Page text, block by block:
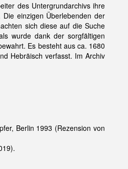
des Untergrundarchivs ihre
einzigen Überlebenden der
sich diese auf die Suche
wurde dank der sorgfältigen
Es besteht aus ca. 1680
Hebräisch verfasst. Im Archiv
Berlin 1993 (Rezension von